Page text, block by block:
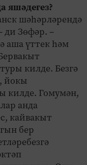
яшәдегез?
шәһәрләрендә
ди Зөфәр. –
аша үттек һәм
килде. Безгә
йокы
килде. Гомумән,
анда
кайвакыт
бер